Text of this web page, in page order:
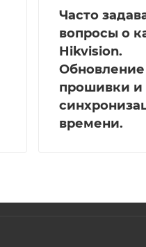
Часто
вопросы о
Hikvision.
Обновление
прошивки и
времени.